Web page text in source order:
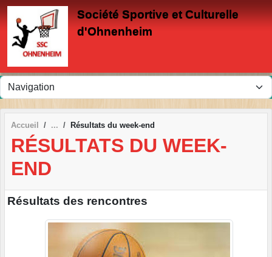
Société Sportive et Culturelle
d'Ohnenheim
Accueil Résultats du week-end
RÉSULTATS DU WEEK-
END
Résultats des rencontres
Panneau de gestion des cookies